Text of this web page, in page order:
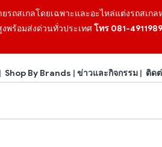
รถสเกลโดยเฉพาะและอะไหล่แต่งรถสเก
พร้อมส่งด่วนทั่วประเทศโทร 081-4911989
| Shop By Brands | ข่าวและกิจกรรม| ติด